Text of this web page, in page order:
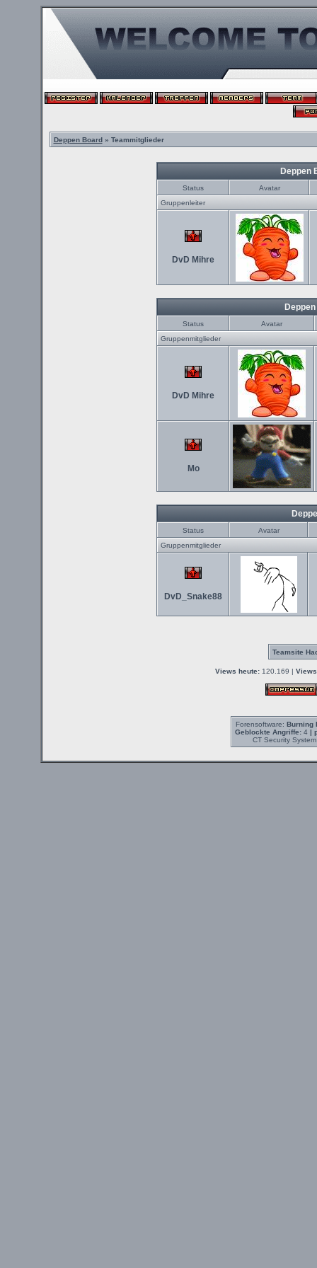
Deppen Board» Teammitglieder
Deppen
Status
Avatar
Gruppenleiter
DvD Mihre
Status
Avatar
Gruppenmitglieder
DvD Mihre
Mo
Status
Avatar
Gruppenmitglieder
DvD_Snake88
Teamsite
Views heute: 120.169 |
Forensoftware: Burning
Geblockte Angriffe:4 |
CT Security